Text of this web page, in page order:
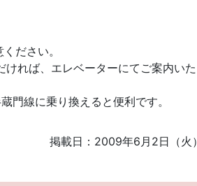
ださい。
れば、エレベーターにてご案内いた
門線に乗り換えると便利です。
掲載日：2009年6月2日（火）